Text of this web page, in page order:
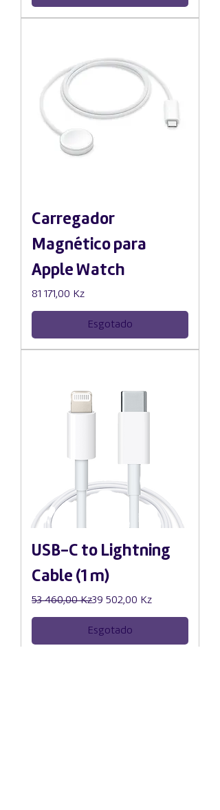
Carregador
Magnético para
Apple Watch
Preço
81 171,00 Kz
Esgotado
USB-C to Lightning
Cable (1 m)
Preço normal
53 460,00 Kz
Preço promocional39 502,00 Kz
Esgotado